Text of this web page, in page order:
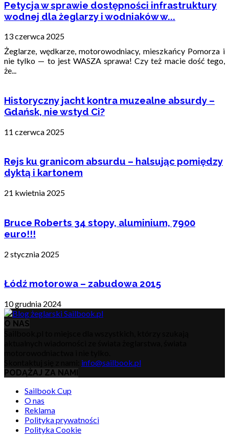
Petycja w sprawie dostępności infrastruktury
wodnej dla żeglarzy i wodniaków w...
13 czerwca 2025
Żeglarze, wędkarze, motorowodniacy, mieszkańcy Pomorza i
nie tylko — to jest WASZA sprawa! Czy też macie dość tego,
że...
Historyczny jacht kontra muzealne absurdy –
Gdańsk, nie wstyd Ci?
11 czerwca 2025
Rejs ku granicom absurdu – halsując pomiędzy
dyktą i kartonem
21 kwietnia 2025
Bruce Roberts 34 stopy, aluminium, 7900
euro!!!
2 stycznia 2025
Łódź motorowa – zabudowa 2015
10 grudnia 2024
O NAS
info@sailbook.pl
PODĄŻAJ ZA NAMI
Sailbook Cup
O nas
Reklama
Polityka prywatności
Polityka Cookie